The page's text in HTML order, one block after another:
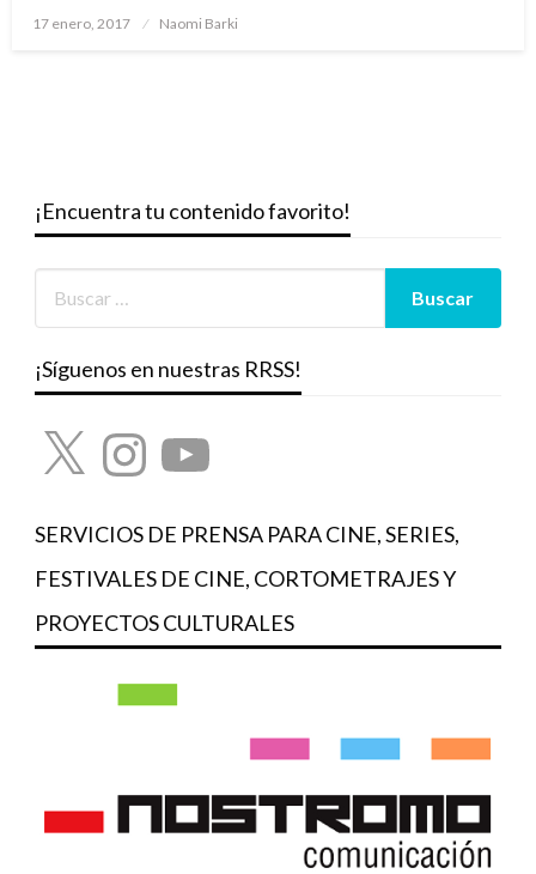
Publicado
17 enero, 2017 Naomi Barki
¡Encuentra tu contenido favorito!
¡Síguenos en nuestras RRSS!
X InstagramYouTube
SERVICIOS DE PRENSA PARA CINE, SERIES,
FESTIVALES DE CINE, CORTOMETRAJES Y
PROYECTOS CULTURALES